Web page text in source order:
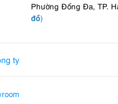
Phường Đống Đa, TP.
đồ)
ty